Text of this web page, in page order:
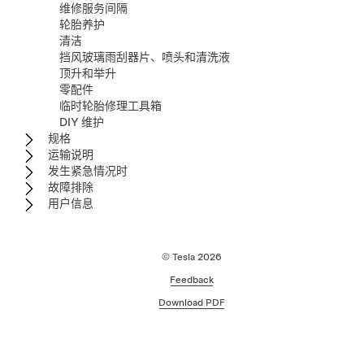
维修服务间隔
轮胎养护
清洁
挡风玻璃雨刮器片、喷头和清洗液
顶升和举升
零配件
临时轮胎修理工具箱
DIY 维护
规格
运输说明
发生紧急情况时
故障排除
用户信息
© Tesla 2026
Feedback
Download PDF